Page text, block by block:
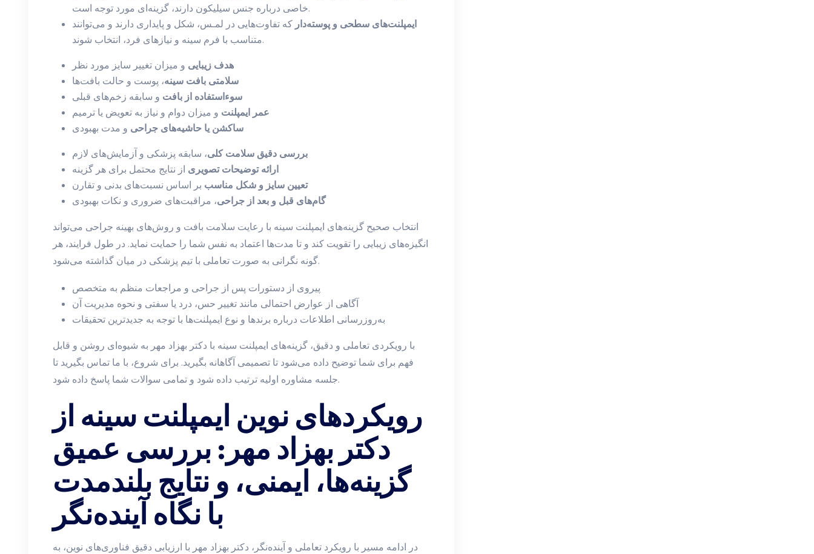
خاصی درباره جنس سیلیکون دارند، گزینه‌ای مورد توجه است.
ایمپلنت‌های سطحی و پوسته‌دار که تفاوت‌هایی در لمـس، شکل و پایداری دارند و می‌توانند
متناسب با فرم سینه و نیازهای فرد، انتخاب شوند.
هدف زیبایی و میزان تغییر سایز مورد نظر
سلامتی بافت سینه، پوست و حالت بافت‌ها
سوء‌استفاده از بافت و سابقه زخم‌های قبلی
عمر ایمپلنت و میزان دوام و نیاز به تعویض یا ترمیم
ساکشن یا حاشیه‌های جراحی و مدت بهبودی
بررسی دقیق سلامت کلی، سابقه پزشکی و آزمایش‌های لازم
ارائه توضیحات تصویری از نتایج محتمل برای هر گزینه
تعیین سایز و شکل مناسب بر اساس نسبت‌های بدنی و تقارن
گام‌های قبل و بعد از جراحی، مراقبت‌های ضروری و نکات بهبودی
انتخاب صحیح گزینه‌های ایمپلنت سینه با رعایت سلامت بافت و روش‌های بهینه جراحی می‌تواند
انگیزه‌های زیبایی را تقویت کند و تا مدت‌ها اعتماد به نفس شما را حمایت نماید. در طول فرایند، هر
گونه نگرانی به صورت تعاملی با تیم پزشکی در میان گذاشته می‌شود.
پیروی از دستورات پس از جراحی و مراجعات منظم به متخصص
آگاهی از عوارض احتمالی مانند تغییر حس، درد یا سفتی و نحوه مدیریت آن
به‌روزرسانی اطلاعات درباره برندها و نوع ایمپلنت‌ها با توجه به جدیدترین تحقیقات
با رویکردی تعاملی و دقیق، گزینه‌های ایمپلنت سینه با دکتر بهزاد مهر به شیوه‌ای روشن و قابل
فهم برای شما توضیح داده می‌شود تا تصمیمی آگاهانه بگیرید. برای شروع، با ما تماس بگیرید تا
جلسه مشاوره اولیه ترتیب داده شود و تمامی سوالات شما پاسخ داده شود.
رویکرد‌های نوین ایمپلنت سینه از
دکتر بهزاد مهر: بررسی عمیق
گزینه‌ها، ایمنی، و نتایج بلندمدت
با نگاه آینده‌نگر
در ادامه مسیر با رویکرد تعاملی و آینده‌نگر، دکتر بهزاد مهر با ارزیابی دقیق فناوری‌های نوین، به